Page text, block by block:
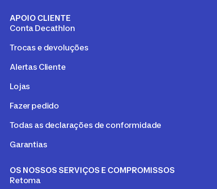
APOIO CLIENTE
Conta Decathlon
Trocas e devoluções
Alertas Cliente
Lojas
Fazer pedido
Todas as declarações de conformidade
Garantias
OS NOSSOS SERVIÇOS E COMPROMISSOS
Retoma